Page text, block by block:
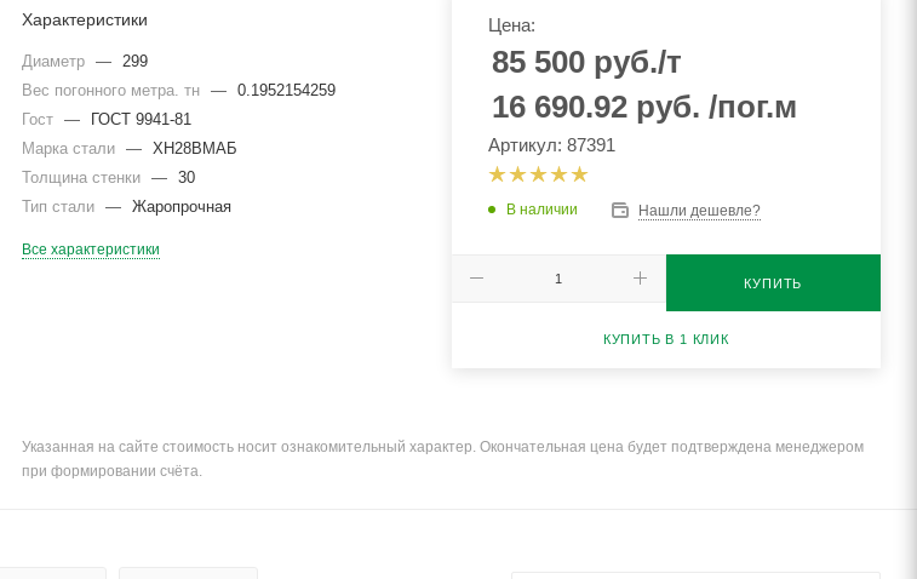
Характеристики
Диаметр —
299
Вес погонного метра. тн
—
0.1952154259
Гост
—
ГОСТ 9941-81
Марка стали
—
ХН28ВМАБ
Толщина стенки
—
30
Тип стали
— Жаропрочная
Все характеристики
Цена:
85 500руб./т
16 690.92 руб. /пог.м
Артикул: 87391
В наличии Нашли дешевле?
КУПИТЬ
КУПИТЬ В 1 КЛИК
Указанная на сайте стоимость носит ознакомительный характер. Окончательная цена будет подтверждена менеджером
при формировании счёта.